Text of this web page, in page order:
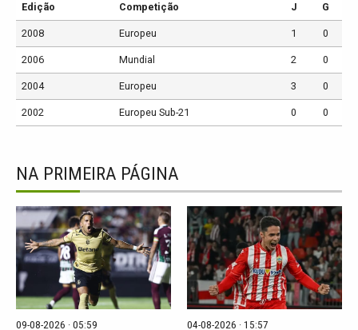
Edição Competição J G
2008 Europeu 1 0
2006 Mundial 2 0
2004 Europeu 3 0
2002 Europeu Sub-21 0 0
NA PRIMEIRA PÁGINA
09-08-2026 · 05:59 04-08-2026 · 15:57